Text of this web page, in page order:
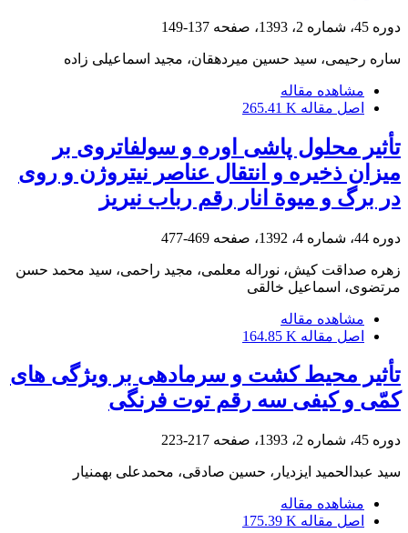
دوره 45، شماره 2، 1393، صفحه 137-149
ساره رحیمی، سید حسین میردهقان، مجید اسماعیلی زاده
مشاهده مقاله
اصل مقاله 265.41 K
تأثیر محلول‏ پاشی اوره و سولفات‏روی بر
میزان ذخیره و انتقال عناصر نیتروژن و روی
در برگ و میوة انار رقم‌ رباب نی‏ریز
دوره 44، شماره 4، 1392، صفحه 469-477
زهره صداقت کیش، نوراله معلمی، مجید راحمی، سید محمد حسن
مرتضوی، اسماعیل خالقی
مشاهده مقاله
اصل مقاله 164.85 K
تأثیر محیط کشت و سرما‏دهی بر ویژگی‏ های
کمّی و کیفی سه رقم توت‏ فرنگی
دوره 45، شماره 2، 1393، صفحه 217-223
سید عبدالحمید ایزدیار، حسین صادقی، محمدعلی بهمنیار
مشاهده مقاله
اصل مقاله 175.39 K